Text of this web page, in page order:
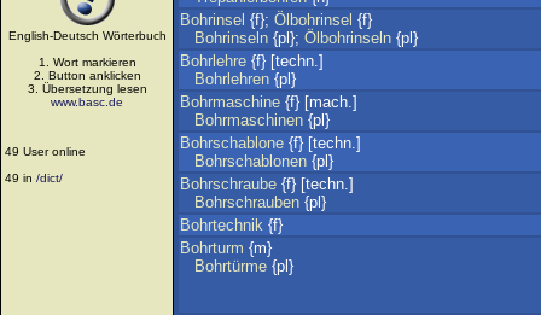
English-Deutsch Wörterbuch
1. Wort markieren
2. Button anklicken
3. Übersetzung lesen
www.basc.de
49 User online
49 in /dict/
Bohrinsel {f}; Ölbohrinsel {f}
Bohrinseln {pl}; Ölbohrinseln {pl}
Bohrlehre {f} [techn.]
Bohrlehren {pl}
Bohrmaschine {f} [mach.]
Bohrmaschinen {pl}
Bohrschablone {f} [techn.]
Bohrschablonen {pl}
Bohrschraube {f} [techn.]
Bohrschrauben {pl}
Bohrtechnik {f}
Bohrturm {m}
Bohrtürme {pl}